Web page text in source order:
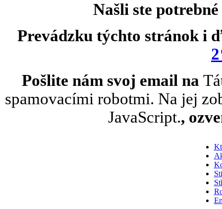
Našli ste
Prevádzku týchto stránok i
Pošlite nám svoj email na
spamovacími robotmi. Na jej
JavaScript.,